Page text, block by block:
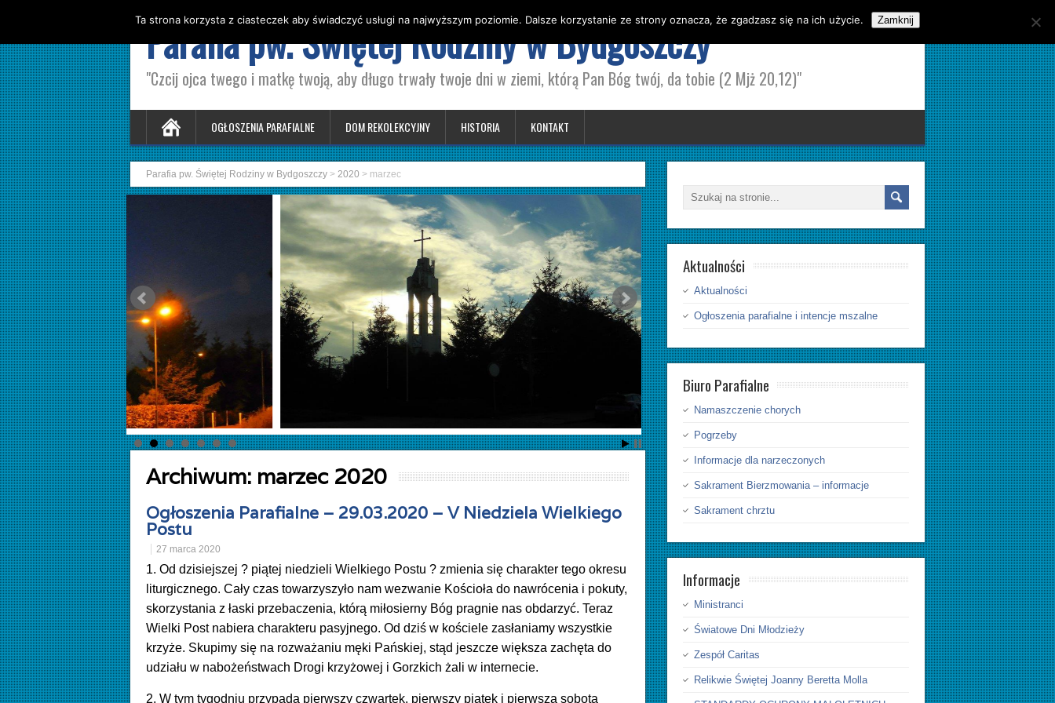
Parafia pw. Świętej Rodziny w Bydgoszczy
"Czcij ojca twego i matkę twoją, aby długo trwały twoje dni w ziemi, którą Pan Bóg twój, da tobie (2 Mjż 20,12)"
OGŁOSZENIA PARAFIALNE DOM REKOLEKCYJNY HISTORIA KONTAKT
Parafia pw. Świętej Rodziny w Bydgoszczy > 2020 > marzec
Archiwum: marzec 2020
Ogłoszenia Parafialne – 29.03.2020 – V Niedziela Wielkiego
Postu
27 marca 2020
1. Od dzisiejszej ? piątej niedzieli Wielkiego Postu ? zmienia się charakter tego okresu
liturgicznego. Cały czas towarzyszyło nam wezwanie Kościoła do nawrócenia i pokuty,
skorzystania z łaski przebaczenia, którą miłosierny Bóg pragnie nas obdarzyć. Teraz
Wielki Post nabiera charakteru pasyjnego. Od dziś w kościele zasłaniamy wszystkie
krzyże. Skupimy się na rozważaniu męki Pańskiej, stąd jeszcze większa zachęta do
udziału w nabożeństwach Drogi krzyżowej i Gorzkich żali w internecie.
2. W tym tygodniu przypada pierwszy czwartek, pierwszy piątek i pierwsza sobota
Aktualności
Aktualności
Ogłoszenia parafialne i intencje mszalne
Biuro Parafialne
Namaszczenie chorych
Pogrzeby
Informacje dla narzeczonych
Sakrament Bierzmowania – informacje
Sakrament chrztu
Informacje
Ministranci
Światowe Dni Młodzieży
Zespół Caritas
Relikwie Świętej Joanny Beretta Molla
Ta strona korzysta z ciasteczek aby świadczyć usługi na najwyższym poziomie. Dalsze korzystanie ze strony oznacza, że zgadzasz się na ich użycie. Zamknij